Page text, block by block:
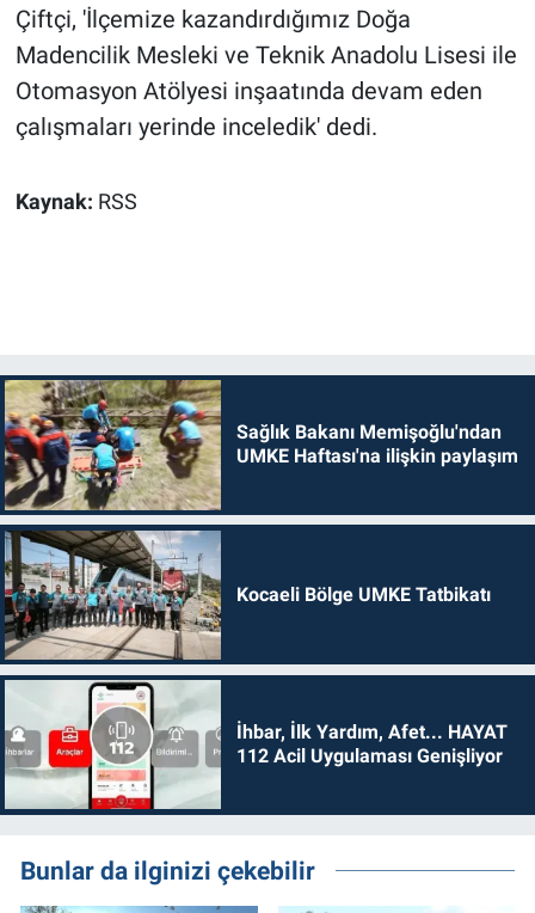
Çiftçi, 'İlçemize kazandırdığımız Doğa
Madencilik Mesleki ve Teknik Anadolu Lisesi ile
Otomasyon Atölyesi inşaatında devam eden
çalışmaları yerinde inceledik' dedi.
Kaynak: RSS
Sağlık Bakanı Memişoğlu'ndan
UMKE Haftası'na ilişkin paylaşım
Kocaeli Bölge UMKE Tatbikatı
İhbar, İlk Yardım, Afet... HAYAT
112 Acil Uygulaması Genişliyor
Bunlar da ilginizi çekebilir